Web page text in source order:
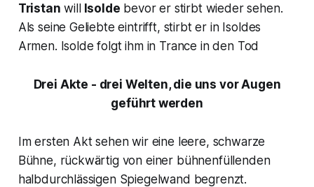
Tristan willIsolde bevor er stirbt wieder sehen.
Als seine Geliebte eintrifft, stirbt er in Isoldes
Armen. Isolde folgt ihm in Trance in den Tod
Drei Akte - drei Welten, die uns vor Augen
geführt werden
Im ersten Akt sehen wir eine leere, schwarze
Bühne, rückwärtig von einer bühnenfüllenden
halbdurchlässigen Spiegelwand begrenzt.